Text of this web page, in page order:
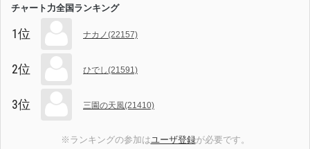
チャート力全国ランキング
1位 ナカノ(22157)
2位 ひでし(21591)
3位 三園の天風(21410)
※ランキングの参加はユーザ登録が必要です。